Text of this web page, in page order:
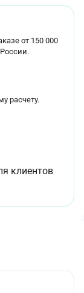
от 150 000
расчету.
клиентов